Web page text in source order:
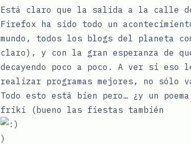
Está claro que la salida a la calle
Firefox ha sido todo un
mundo, todos los blogs del planeta
claro), y con la gran esperanza de
decayendo poco a poco. A ver si eso
realizar programas mejores, no sólo
Todo esto está bien pero… ¿y un
friki (bueno las fiestas también
)